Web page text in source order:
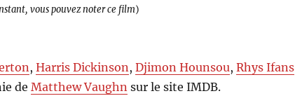
vous pouvez noter ce film)
,Harris Dickinson,Djimon Hounsou,Rhys Ifans
deMatthew Vaughn sur le site IMDB.